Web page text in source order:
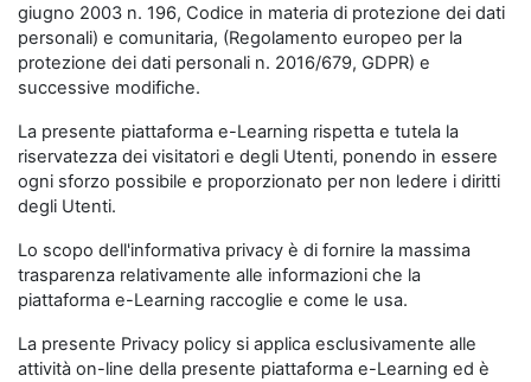
giugno 2003 n. 196, Codice in materia di protezione dei dati
personali) e comunitaria, (Regolamento europeo per la
protezione dei dati personali n. 2016/679, GDPR) e
successive modifiche.
La presente piattaforma e-Learning rispetta e tutela la
riservatezza dei visitatori e degli Utenti, ponendo in essere
ogni sforzo possibile e proporzionato per non ledere i diritti
degli Utenti.
Lo scopo dell'informativa privacy è di fornire la massima
trasparenza relativamente alle informazioni che la
piattaforma e-Learning raccoglie e come le usa.
La presente Privacy policy si applica esclusivamente alle
attività on-line della presente piattaforma e-Learning ed è